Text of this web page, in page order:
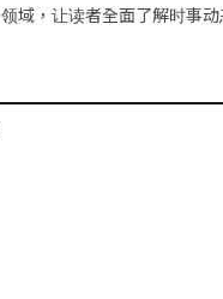
领域，让读者全面了解时事动